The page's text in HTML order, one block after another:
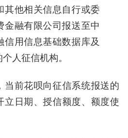
其他相关信息自行或委
金融有限公司报送至中
信用信息基础数据库及
人征信机构。
当前花呗向征信系统报送的
立日期、授信额度、额度使